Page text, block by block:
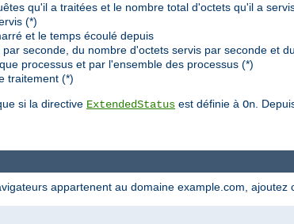
qu'il a traitées et le nombre total d'octets qu'il a
(*)
et le temps écoulé depuis
seconde, du nombre d'octets servis par seconde et
processus et par l'ensemble des processus (*)
traitement (*)
si la directive ExtendedStatus est définie à On.
appartenent au domaine example.com, ajoutez